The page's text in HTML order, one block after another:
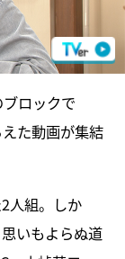
ロックで
た動画が集結
人組。しか
いもよらぬ道